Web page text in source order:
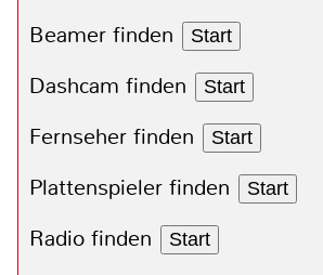
Beamer finden Start
Dashcam finden Start
Fernseher finden Start
Plattenspieler finden Start
Radio finden Start